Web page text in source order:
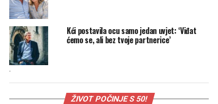
Kći postavila ocu samo jedan uvjet: ‘Viđat
ćemo se, ali bez tvoje partnerice’
.
ŽIVOT POČINJE S 50!